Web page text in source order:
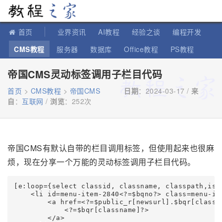
首页 业界资讯 AI教程 经验之谈
编程开发
CMS教程
服务器 数据库 Office教程
PS教程
帝国CMS灵动标签调用子栏目代码
首页 > CMS教程 > 帝国CMS 日期：2024-03-17 / 来
自 ： 互联网 / 浏览： 252次
帝国CMS有默认自带的栏目调用标签，但使用起来也很麻
烦，现在分享一个万能的灵动标签调用子栏目代码。
[e:loop={select classid, classname,
<li id=menu-item-2840<?=$bqno?> class=menu-
<a
<?=$bqr[classname]?>
</a>